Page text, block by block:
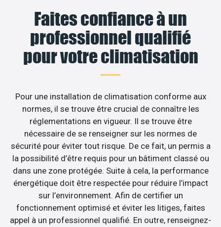
Faites confiance à un
professionnel qualifié
pour votre climatisation
Pour une installation de climatisation conforme aux
normes, il se trouve être crucial de connaître les
réglementations en vigueur. Il se trouve être
nécessaire de se renseigner sur les normes de
sécurité pour éviter tout risque. De ce fait, un permis a
la possibilité d’être requis pour un bâtiment classé ou
dans une zone protégée. Suite à cela, la performance
énergétique doit être respectée pour réduire l’impact
sur l’environnement. Afin de certifier un
fonctionnement optimisé et éviter les litiges, faites
appel à un professionnel qualifié. En outre, renseignez-